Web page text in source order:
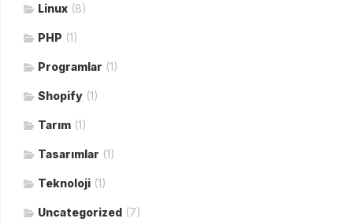
Linux (8)
PHP (1)
Programlar (1)
Shopify (1)
Tarım (1)
Tasarımlar (1)
Teknoloji (1)
Uncategorized (7)